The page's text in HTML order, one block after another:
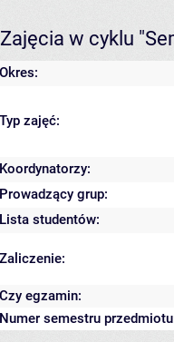
Zajęcia w cyklu
Okres:
Typ zajęć:
Koordynatorzy:
Prowadzący grup:
Lista studentów:
Zaliczenie:
Czy egzamin:
Numer semestru